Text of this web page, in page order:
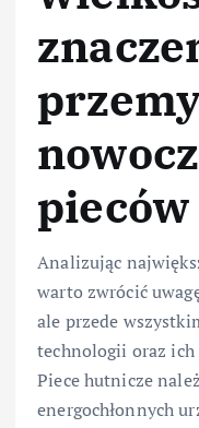
Analizując
warto zwrócić
ale przede
technologii oraz ich
Piece hutnicze
energochłonnych